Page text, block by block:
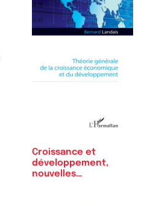
Croissance et
développement,
nouvelles